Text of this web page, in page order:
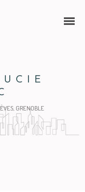
GRENOBLE